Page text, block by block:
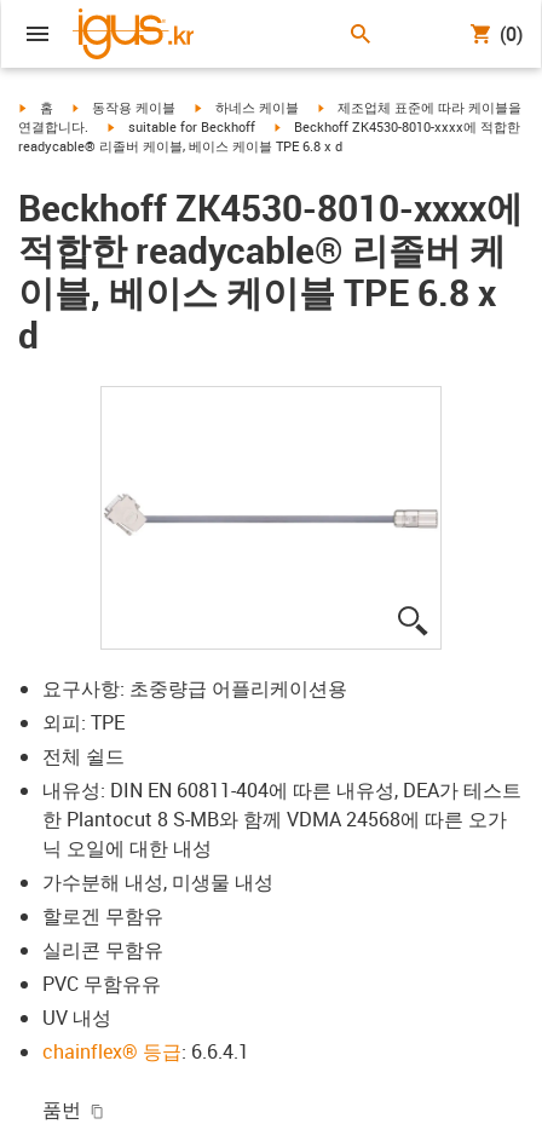
(0)
igus-icon-arrow-right
홈 igus-icon-arrow-right
동작용 케이블 igus-icon-arrow-right
하네스 케이블 igus-icon-arrow-right
제조업체 표준에 따라 케이블을
연결합니다.
igus-icon-arrow-right
suitable for Beckhoff igus-icon-arrow-right
Beckhoff ZK4530-8010-xxxx에 적합한
readycable® 리졸버 케이블, 베이스 케이블 TPE 6.8 x d
Beckhoff ZK4530-8010-xxxx에
적합한 readycable® 리졸버 케
이블, 베이스 케이블 TPE 6.8 x
d
요구사항: 초중량급 어플리케이션용
외피: TPE
전체 쉴드
내유성: DIN EN 60811-404에 따른 내유성, DEA가 테스트
한 Plantocut 8 S-MB와 함께 VDMA 24568에 따른 오가
닉 오일에 대한 내성
가수분해 내성, 미생물 내성
할로겐 무함유
실리콘 무함유
PVC 무함유유
UV 내성
chainflex® 등급: 6.6.4.1
품번